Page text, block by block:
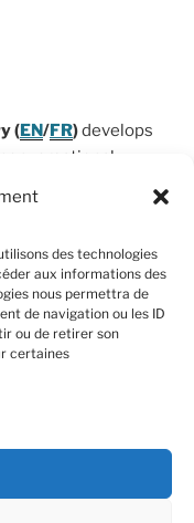
des technologies
aux informations des
nous permettra de
de navigation ou les ID
ou de retirer son
certaines
( EN/ FR)develops
of
intelligent
revolutionize
them into your